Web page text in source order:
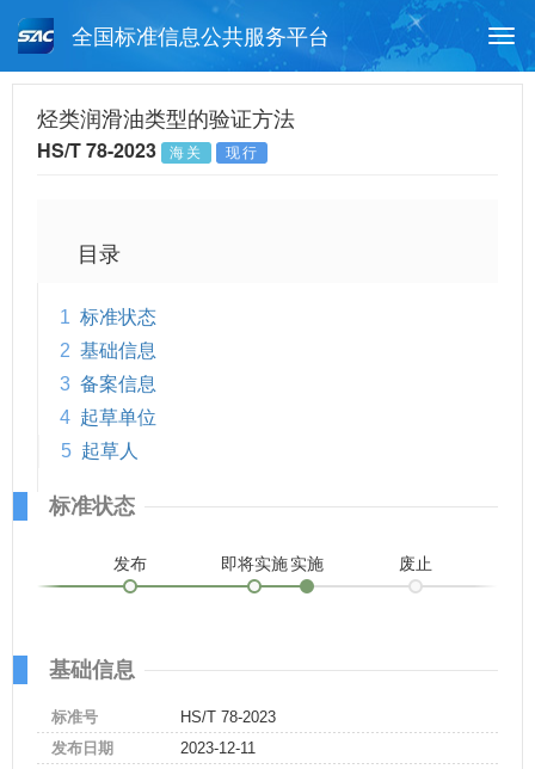
全国标准信息公共服务平台
月报查询 标准公告查询
烃类润滑油类型的验证方法
HS/T 78-2023 海关 现行
目录
1 标准状态
2 基础信息
3 备案信息
4 起草单位
5 起草人
标准状态
发布 即将实施实施 废止
基础信息
标准号
HS/T 78-2023
发布日期
2023-12-11